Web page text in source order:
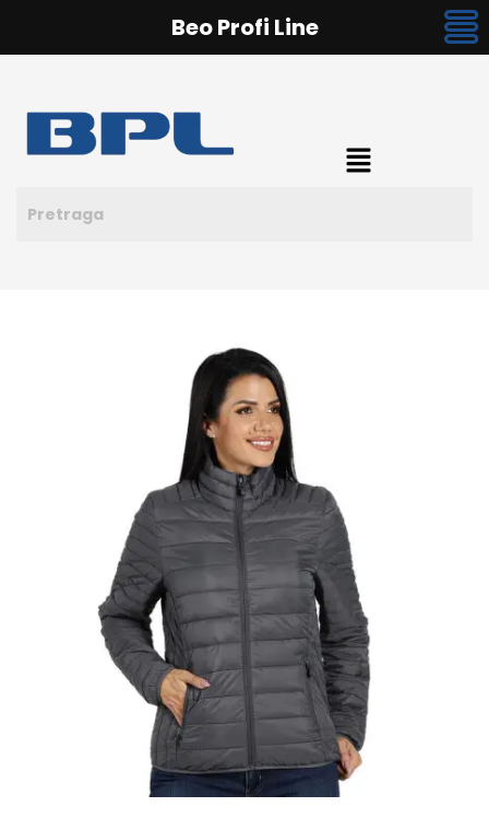
Beo Profi Line